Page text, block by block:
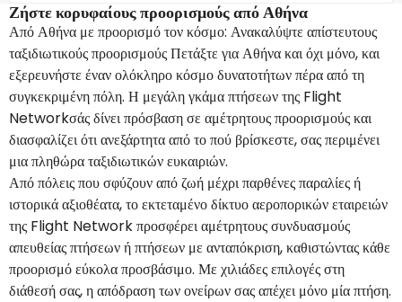
Ζήστε κορυφαίους προορισμούς από Αθήνα
Από Αθήνα με προορισμό τον κόσμο: Ανακαλύψτε απίστευτους
ταξιδιωτικούς προορισμούς Πετάξτε για Αθήνα και όχι μόνο, και
εξερευνήστε έναν ολόκληρο κόσμο δυνατοτήτων πέρα από τη
συγκεκριμένη πόλη. Η μεγάλη γκάμα πτήσεων της Flight
Networkσάς δίνει πρόσβαση σε αμέτρητους προορισμούς και
διασφαλίζει ότι ανεξάρτητα από το πού βρίσκεστε, σας περιμένει
μια πληθώρα ταξιδιωτικών ευκαιριών.
Από πόλεις που σφύζουν από ζωή μέχρι παρθένες παραλίες ή
ιστορικά αξιοθέατα, το εκτεταμένο δίκτυο αεροπορικών εταιρειών
της Flight Network προσφέρει αμέτρητους συνδυασμούς
απευθείας πτήσεων ή πτήσεων με ανταπόκριση, καθιστώντας κάθε
προορισμό εύκολα προσβάσιμο. Με χιλιάδες επιλογές στη
διάθεσή σας, η απόδραση των ονείρων σας απέχει μόνο μία πτήση.